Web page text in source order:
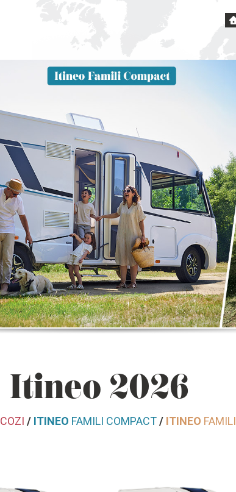
Itineo 2026
COZI / ITINEO FAMILI COMPACT/ ITINEO FAMILI